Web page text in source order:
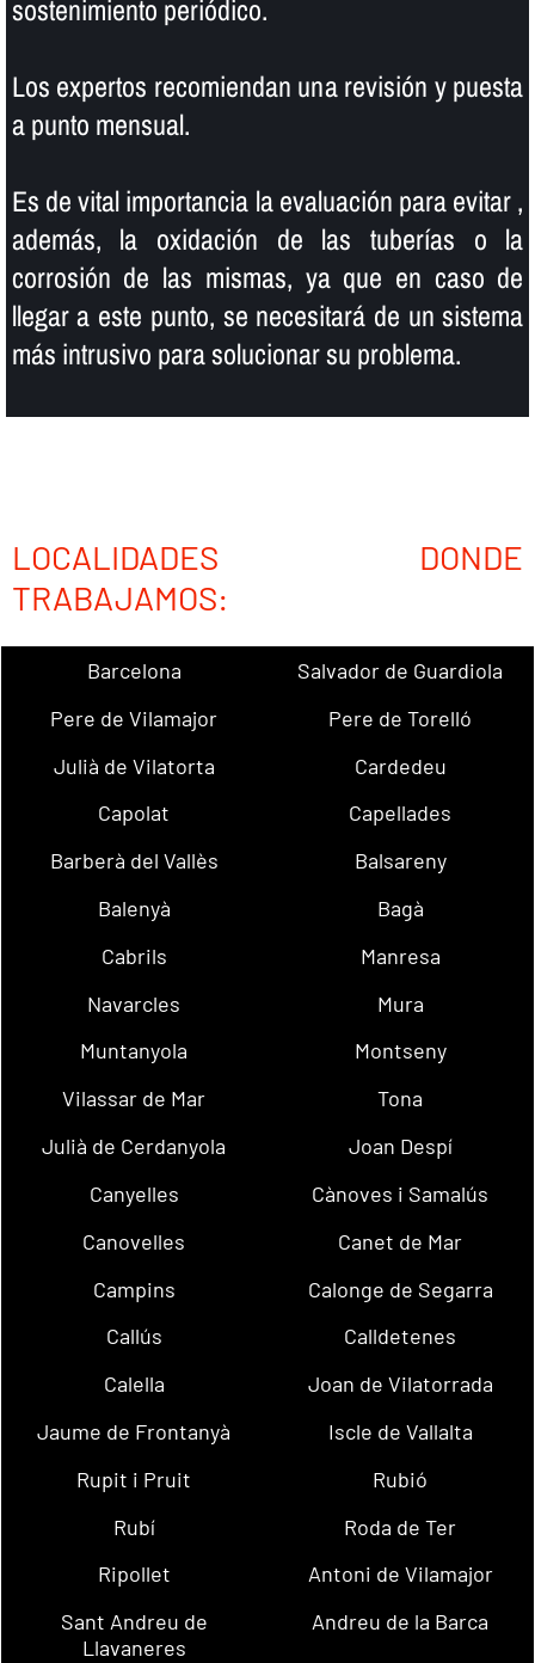
sostenimiento periódico.
Los expertos recomiendan una revisión y puesta
a punto mensual.
Es de vital importancia la evaluación para evitar ,
además, la oxidación de las tuberí­as o la
corrosión de las mismas, ya que en caso de
llegar a este punto, se necesitará de un sistema
más intrusivo para solucionar su problema.
LOCALIDADES DONDE
TRABAJAMOS:
Barcelona
Salvador de Guardiola
Pere de Vilamajor
Pere de Torelló
Julià de Vilatorta
Cardedeu
Capolat
Capellades
Barberà del Vallès
Balsareny
Balenyà
Bagà
Cabrils
Manresa
Navarcles
Mura
Muntanyola
Montseny
Vilassar de Mar
Tona
Julià de Cerdanyola
Joan Despí
Canyelles
Cànoves i Samalús
Canovelles
Canet de Mar
Campins
Calonge de Segarra
Callús
Calldetenes
Calella
Joan de Vilatorrada
Jaume de Frontanyà
Iscle de Vallalta
Rupit i Pruit
Rubió
Rubí
Roda de Ter
Ripollet
Antoni de Vilamajor
Sant Andreu de
Llavaneres
Andreu de la Barca